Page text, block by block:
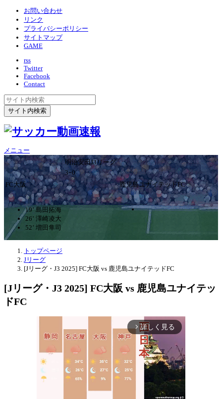
お問い合わせ
リンク
プライバシーポリシー
サイトマップ
GAME
rss
Twitter
Facebook
Contact
メニュー
明治安田J3リーグ
3ｰ0
FC大阪
鹿児島ユナイテッドFC
19’ 島田拓海
26’ 澤崎凌大
52’ 増田隼司
トップページ
Jリーグ
[Jリーグ・J3 2025] FC大阪 vs 鹿児島ユナイテッドFC
[Jリーグ・J3 2025] FC大阪 vs 鹿児島ユナイテッ
ドFC
arrow_forward_ios 詳しく見る